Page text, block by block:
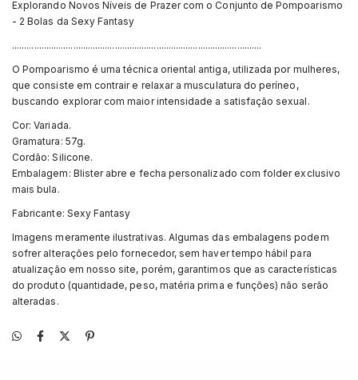
Explorando Novos Níveis de Prazer com o Conjunto de Pompoarismo
- 2 Bolas da Sexy Fantasy
......................................................................................................
O Pompoarismo é uma técnica oriental antiga, utilizada por mulheres,
que consiste em contrair e relaxar a musculatura do períneo,
buscando explorar com maior intensidade a satisfação sexual.
Cor: Variada.
Gramatura: 57g.
Cordão: Silicone.
Embalagem: Blister abre e fecha personalizado com folder exclusivo
mais bula.
Fabricante: Sexy Fantasy
Imagens meramente ilustrativas. Algumas das embalagens podem
sofrer alterações pelo fornecedor, sem haver tempo hábil para
atualização em nosso site, porém, garantimos que as características
do produto (quantidade, peso, matéria prima e funções) não serão
alteradas.